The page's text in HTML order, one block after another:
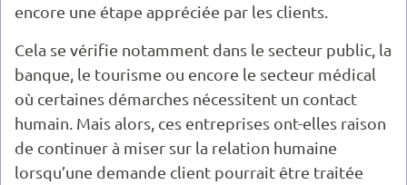
encore une étape appréciée par les clients.
Cela se vérifie notamment dans le secteur public, la
banque, le tourisme ou encore le secteur médical
où certaines démarches nécessitent un contact
humain. Mais alors, ces entreprises ont-elles raison
de continuer à miser sur la relation humaine
lorsqu’une demande client pourrait être traitée